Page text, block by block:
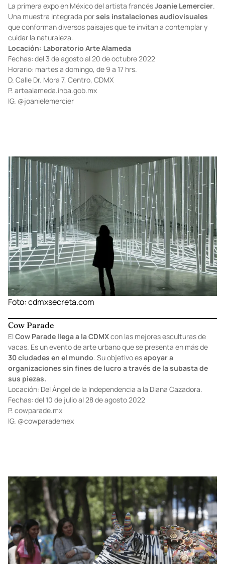
La primera expo en México del artista francésJoanie Lemercier.
Una muestra integrada porseis instalaciones audiovisuales
que conforman diversos paisajes que te invitan a contemplar y
cuidar la naturaleza.
Locación: Laboratorio Arte Alameda
Fechas: del 3 de agosto al 20 de octubre 2022
Horario: martes a domingo, de 9 a 17 hrs.
D. Calle Dr. Mora 7, Centro, CDMX
P. artealameda.inba.gob.mx
IG. @joanielemercier
Foto:cdmxsecreta.com
Cow Parade
ElCow Parade llega a la CDMXcon las mejores esculturas de
vacas. Es un evento de arte urbano que se presenta en más de
30 ciudades en el mundo. Su objetivo esapoyar a
organizaciones sin fines de lucro a través de la subasta de
sus piezas.
Locación: Del Ángel de la Independencia a la Diana Cazadora.
Fechas: del 10 de julio al 28 de agosto 2022
P. cowparade.mx
IG. @cowparademex